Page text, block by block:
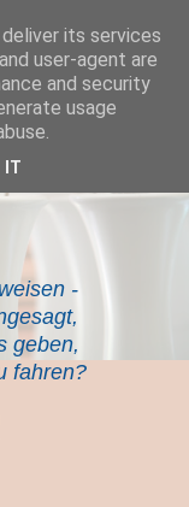
-
geben,
fahren?
its services
user-agent are
and security
usage
IT